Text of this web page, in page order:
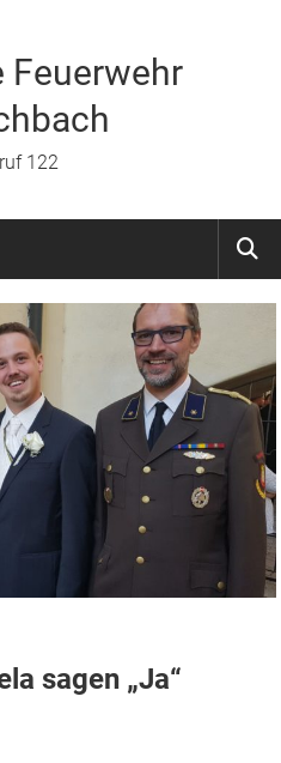
Feuerwehr
122
sagen „Ja“